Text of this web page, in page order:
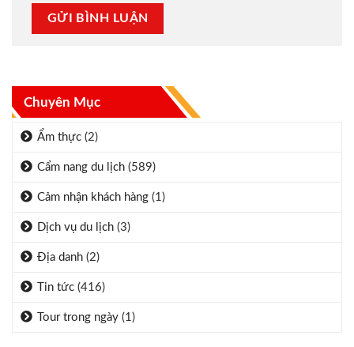
Chuyên Mục
Ẩm thực (2)
Cẩm nang du lịch (589)
Cảm nhận khách hàng (1)
Dịch vụ du lịch (3)
Địa danh (2)
Tin tức (416)
Tour trong ngày (1)